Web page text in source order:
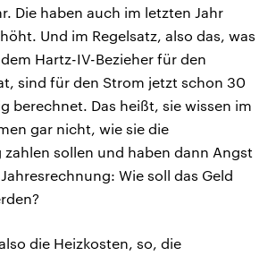
Die haben auch im letzten Jahr
Und im Regelsatz, also das, was
Hartz-IV-Bezieher für den
sind für den Strom jetzt schon 30
berechnet. Das heißt, sie wissen im
gar nicht, wie sie die
sollen und haben dann Angst
Wie soll das Geld
die Heizkosten, so, die